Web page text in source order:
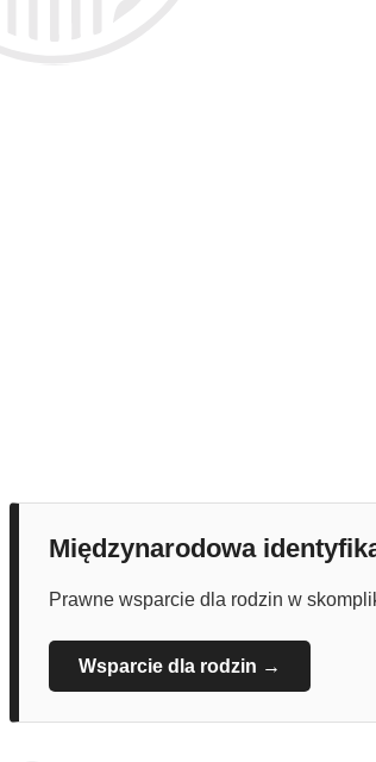
Międzynarodowa
Prawne wsparcie dla rodzin w
Wsparcie dla rodzin →